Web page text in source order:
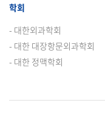
학회
- 대한외과학회
- 대한 대장항문외과학회
- 대한 정맥학회